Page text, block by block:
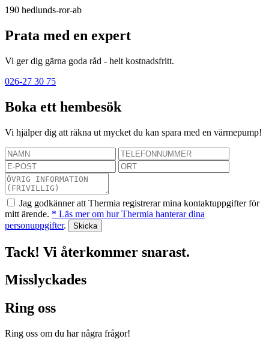
190 hedlunds-ror-ab
Prata med en expert
Vi ger dig gärna goda råd - helt kostnadsfritt.
026-27 30 75
Boka ett hembesök
Vi hjälper dig att räkna ut mycket du kan spara med en värmepump!
Jag godkänner att Thermia registrerar mina kontaktuppgifter för
mitt ärende. * Läs mer om hur Thermia hanterar dina
personuppgifter.
Tack! Vi återkommer snarast.
Misslyckades
Ring oss
Ring oss om du har några frågor!